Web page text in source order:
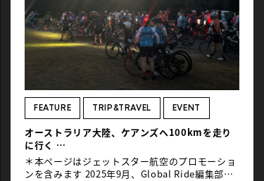
/ Global Ride １、自転車で楽しむポートダグラ
ス フォー・マイル・ビーチに沿って南北約６km
に細長いポートダグラスの町。観光するなら自転
車がベストです。初夏でも日中は暑くなります
し、早く閉まるお店も多いので、早起きして午前
中に町をまわるのがよいでしょう。まずは日の出
前にビーチへ。 日の出を見届けた後はカフェを求
めて町を散策。オーストラリアのカフェはだいた
い6時には開いているので、早朝ライド後のサイ
クリストや犬の散歩帰りの人をよく見かけます。
いろんなこだわり、スタイルのカフェがあってコ
ーヒー好きにはたまりません。ポートダグラス出
身の友人に勧められたのはオリジン・エスプレ
[…]
FEATURE TRIP&TRAVEL EVENT
オーストラリア大陸、ケアンズへ100kmを走り
に行く
〜自転車で楽しむクイーンズランド州の旅【中
編】〜
＊本ページはジェットスター航空のプロモーショ
ンを含みます 2025年9月、Global Ride編集部が